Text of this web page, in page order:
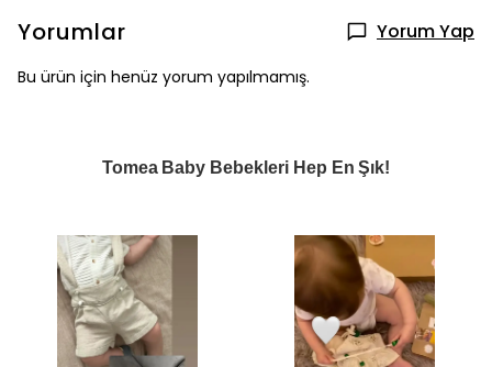
Yorumlar Yorum Yap
Bu ürün için henüz yorum yapılmamış.
Tomea Baby Bebekleri Hep En Şık!